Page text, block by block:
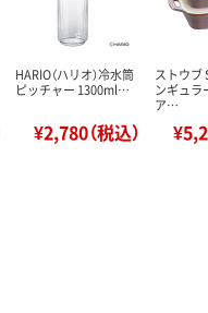
HARIO（ハリオ）冷水筒
ピッチャー 1300ml…
¥2,780（税込）
ストウブ
ンギュラ
ア…